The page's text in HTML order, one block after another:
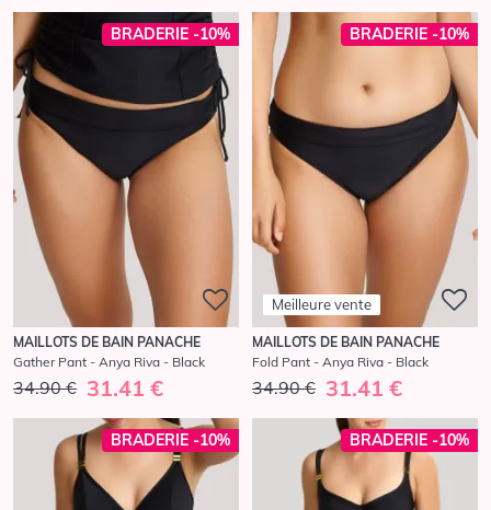
BRADERIE -10%
MAILLOTS DE BAIN PANACHE
Gather Pant - Anya Riva - Black
34.90 € 31.41 €
BRADERIE -10%
Meilleure vente
MAILLOTS DE BAIN PANACHE
Fold Pant - Anya Riva - Black
34.90 € 31.41 €
BRADERIE -10% BRADERIE -10%